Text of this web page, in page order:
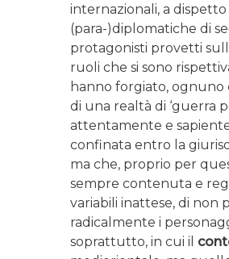
internazionali, a
(para-)diplomatiche di
protagonisti provetti
ruoli che si sono
hanno forgiato, ognuno
di una realtà di ‘guerra
attentamente e
confinata entro la
ma che, proprio per
sempre contenuta e
variabili inattese, di non
radicalmente i
soprattutto, in cui il